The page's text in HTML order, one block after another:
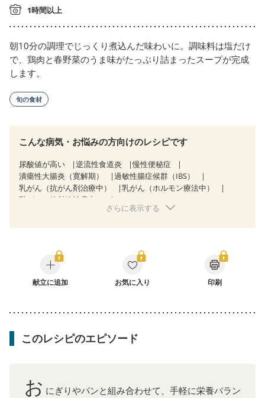
1時間以上
朝10分の調理でじっくり煮込んだ味わいに。調味料は塩だけ
で、鶏肉と春野菜のうま味がたっぷり詰まったスープが完成
します。
旬の食材
こんな病気・お悩みの方向けのレシピです
尿酸値が高い 逆流性食道炎
慢性便秘症
潰瘍性大腸炎（寛解期）
過敏性腸症候群（IBS）
乳がん（抗がん剤治療中）
乳がん（ホルモン療法中）
乳がん（放射線治療中）
乳がん治療を終えた方・経過観察中の方など
妊娠糖尿病(初期)
産後（母乳）
産後（混合栄養）
産後（ミルク）
関節リウマチ
フレイル（年齢に合わせた体作り）
貧血対策
さらに表示する
献立に追加 お気に入り 印刷
このレシピのエピソード
お にぎりやパンと組み合わせて、手軽に栄養バラン